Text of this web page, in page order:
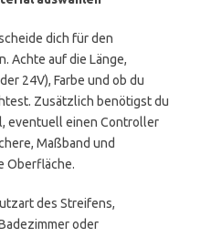
dich für den
Achte auf die Länge,
24V), Farbe und ob du
Zusätzlich benötigst du
eventuell einen Controller
Maßband und
Oberfläche.
des Streifens,
oder